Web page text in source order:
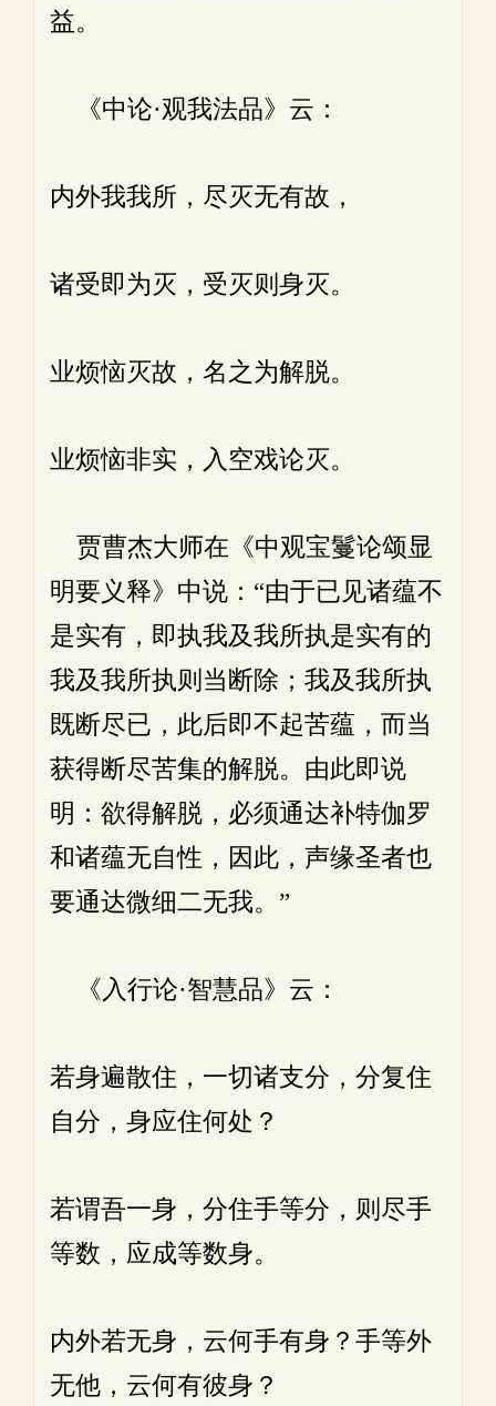
益。
《中论·观我法品》云：
内外我我所，尽灭无有故，
诸受即为灭，受灭则身灭。
业烦恼灭故，名之为解脱。
业烦恼非实，入空戏论灭。
贾曹杰大师在《中观宝鬘论颂显
明要义释》中说：“由于已见诸蕴不
是实有，即执我及我所执是实有的
我及我所执则当断除；我及我所执
既断尽已，此后即不起苦蕴，而当
获得断尽苦集的解脱。由此即说
明：欲得解脱，必须通达补特伽罗
和诸蕴无自性，因此，声缘圣者也
要通达微细二无我。”
《入行论·智慧品》云：
若身遍散住，一切诸支分，分复住
自分，身应住何处？
若谓吾一身，分住手等分，则尽手
等数，应成等数身。
内外若无身，云何手有身？手等外
无他，云何有彼身？